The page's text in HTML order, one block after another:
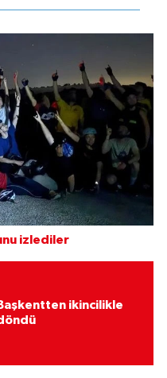
izlediler
ikincilikle